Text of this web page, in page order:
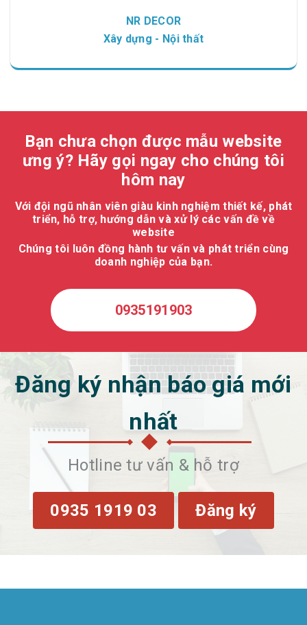
NR DECOR
Xây dựng - Nội thất
Bạn chưa chọn được mẫu website
ưng ý? Hãy gọi ngay cho chúng tôi
hôm nay
Với đội ngũ nhân viên giàu kinh nghiệm thiết kế, phát
triển, hỗ trợ, hướng dẫn và xử lý các vấn đề về
website
Chúng tôi luôn đồng hành tư vấn và phát triển cùng
doanh nghiệp của bạn.
0935191903
Đăng ký nhận báo giá mới
nhất
Hotline tư vấn & hỗ trợ
0935 1919 03 Đăng ký